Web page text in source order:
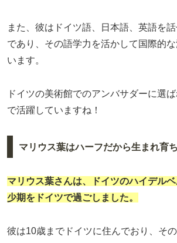
また、彼はドイツ語、日本語、英語を
であり、その語学力を活かして国際的
います。
ドイツの美術館でのアンバサダーに選
で活躍していますね！
マリウス葉はハーフだから生まれ育
マリウス葉さんは、ドイツのハイデル
少期をドイツで過ごしました。
彼は10歳までドイツに住んでおり、そ